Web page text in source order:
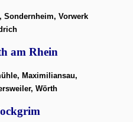
Sondernheim, Vorwerk
am Rhein
Maximiliansau,
Wörth